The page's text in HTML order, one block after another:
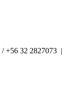
+56 32 2827073 |